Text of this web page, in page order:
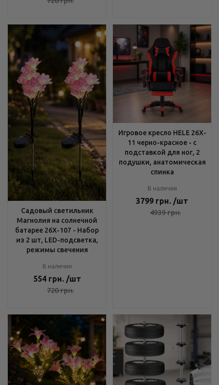
Садовый светильник
Магнолия на солнечной
батарее 26X-107 - Набор
из 2 шт, LED-подсветка,
режимы свечения
В наличии
554 грн. /шт
720грн.
Игровое кресло HELE 26X-
11 черно-красное - с
подставкой для ног, 2
подушки, анатомическая
спинка
В наличии
3799 грн. /шт
4939грн.